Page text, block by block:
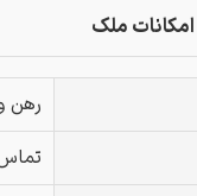
ملک
رهن